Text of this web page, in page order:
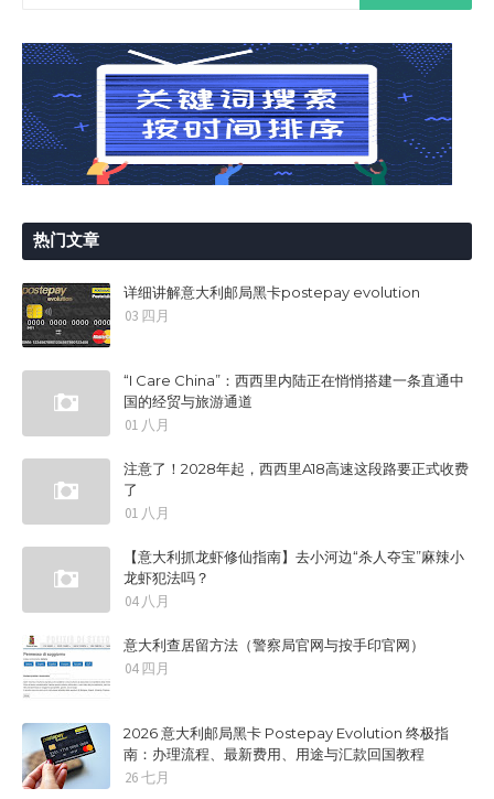
热门文章
详细讲解意大利邮局黑卡postepay evolution
03 四月
“I Care China”：西西里内陆正在悄悄搭建一条直通中
国的经贸与旅游通道
01 八月
注意了！2028年起，西西里A18高速这段路要正式收费
了
01 八月
【意大利抓龙虾修仙指南】去小河边“杀人夺宝”麻辣小
龙虾犯法吗？
04 八月
意大利查居留方法（警察局官网与按手印官网）
04 四月
2026 意大利邮局黑卡 Postepay Evolution 终极指
南：办理流程、最新费用、用途与汇款回国教程
26 七月